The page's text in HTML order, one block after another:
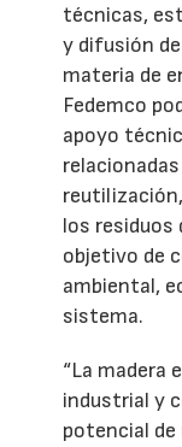
técnicas,
y difusión
materia de
Fedemco
apoyo
los residuos
objetivo de
ambiental,
sistema.
“La madera
industrial y
potencial